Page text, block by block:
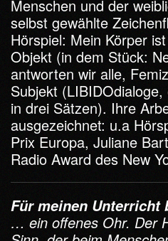
Menschen und der
selbst gewählte
Hörspiel: Mein Körper
Objekt (in dem Stück:
antworten wir alle,
Subjekt
in drei Sätzen). Ihre
ausgezeichnet: u.a
Prix Europa, Juliane
Radio Award des New
Für meinen
… ein offenes Ohr. Der